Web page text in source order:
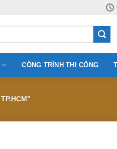
CÔNG TRÌNH THI CÔNG